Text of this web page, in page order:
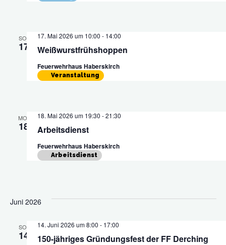
SO.
17 Weißwurstfrühshoppen
17. Mai 2026 um 10:00 - 14:00
Feuerwehrhaus Haberskirch
Veranstaltung
MO.
18 Arbeitsdienst
18. Mai 2026 um 19:30 -21:30
Feuerwehrhaus Haberskirch
Arbeitsdienst
Juni 2026
SO.
14 150-jähriges Gründungsfest der FF Derching
14. Juni 2026 um 8:00 - 17:00